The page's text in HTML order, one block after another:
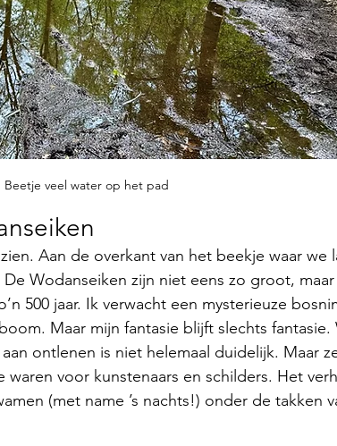
Beetje veel water op het pad
Aan de overkant van het beekje waar we
Wodanseiken zijn niet eens zo groot, maar
500 jaar. Ik verwacht een mysterieuze
Maar mijn fantasie blijft slechts fantasie.
ontlenen is niet helemaal duidelijk. Maar
waren voor kunstenaars en schilders. Het
(met name ’s nachts!) onder de takken